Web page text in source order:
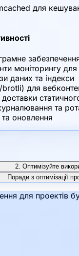
для
моніторингу
даних та індекси
brotli) для
та
та оновлення
2. Оптимізуйте
Поради з оптимізації
для проектів